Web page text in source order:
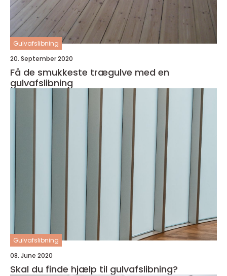
Gulvafslibning
20. September 2020
Få de smukkeste trægulve med en
gulvafslibning
Gulvafslibning
08. June 2020
Skal du finde hjælp til gulvafslibning?